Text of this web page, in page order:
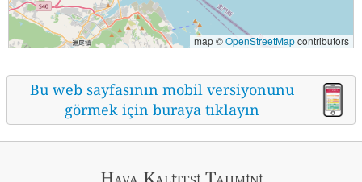
map ©OpenStreetMapcontributors
Bu web sayfasının mobil versiyonunu
görmek için buraya tıklayın